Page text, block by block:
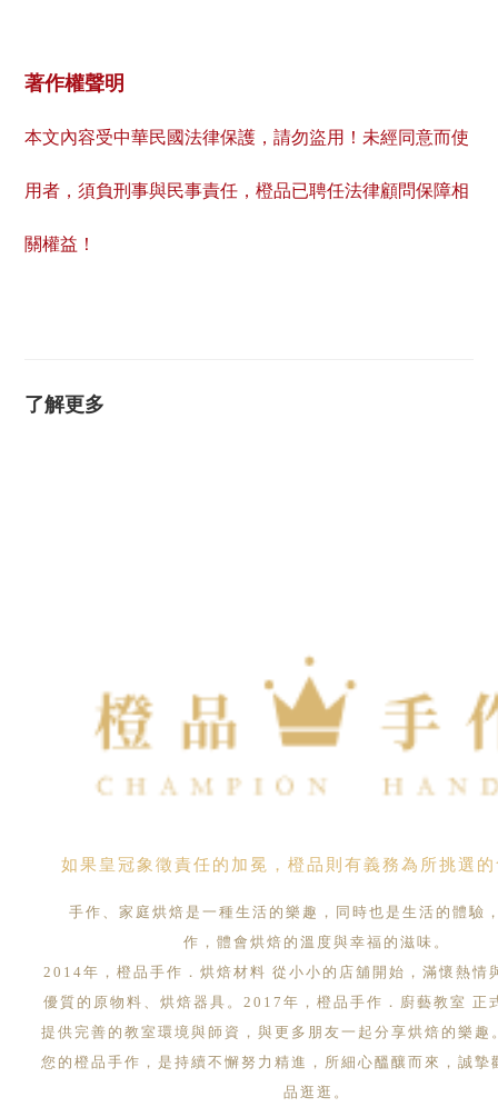
著作權聲明
本文內容受中華民國法律保護，請勿盜用！未經同意而使
用者，須負刑事與民事責任，橙品已聘任法律顧問保障相
關權益！
了解更多
如果皇冠象徵責任的加冕，橙品則有義務為所挑選
手作、家庭烘焙是一種生活的樂趣，同時也是生活的體驗
作，體會烘焙的溫度與幸福的滋味。
2014年，橙品手作．烘焙材料 從小小的店舖開始，滿懷熱情
優質的原物料、烘焙器具。2017年，橙品手作．廚藝教室 正
提供完善的教室環境與師資，與更多朋友一起分享烘焙的樂趣
您的橙品手作，是持續不懈努力精進，所細心醞釀而來，誠摯
品逛逛。